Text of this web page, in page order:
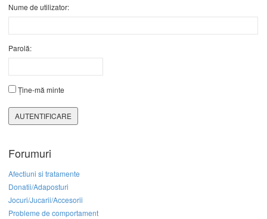
Nume de utilizator:
Parolă:
Ține-mă minte
AUTENTIFICARE
Forumuri
Afectiuni si tratamente
Donatii/Adaposturi
Jocuri/Jucarii/Accesorii
Probleme de comportament